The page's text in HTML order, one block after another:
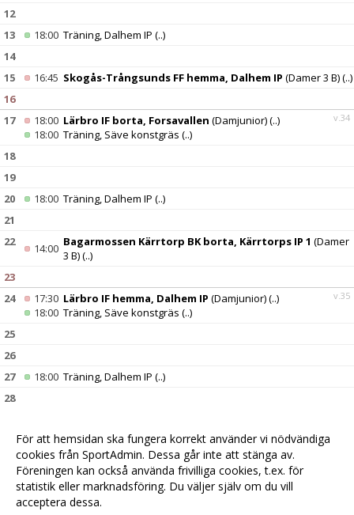
12
13
18:00 Träning, Dalhem IP (..)
14
15
16:45 Skogås-Trångsunds FF hemma, Dalhem IP (Damer 3 B)(..)
16
v.34
17 18:00 Lärbro IF borta, Forsavallen (Damjunior)(..)
18:00 Träning, Säve konstgräs (..)
18
19
20
18:00 Träning, Dalhem IP (..)
21
22
14:00 Bagarmossen Kärrtorp BK borta, Kärrtorps IP 1 (Damer
3 B)(..)
23
v.35
24 17:30 Lärbro IF hemma, Dalhem IP (Damjunior)(..)
18:00 Träning, Säve konstgräs (..)
25
26
27
18:00 Träning, Dalhem IP (..)
28
18:00IFK Visby borta, Västerhejde IP (Damjunior)(..)
För att hemsidan ska fungera korrekt använder vi nödvändiga
cookies från SportAdmin. Dessa går inte att stänga av.
Föreningen kan också använda frivilliga cookies, t.ex. för
statistik eller marknadsföring. Du väljer själv om du vill
acceptera dessa.